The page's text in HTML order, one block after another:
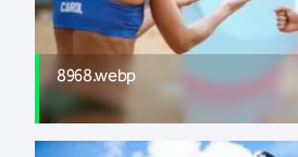
8968.webp